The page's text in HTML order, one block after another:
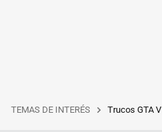
TEMAS DE INTERÉS Trucos GTA